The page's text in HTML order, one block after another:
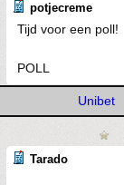
potjecreme
Tijd voor een poll!
POLL
Unibet
Tarado